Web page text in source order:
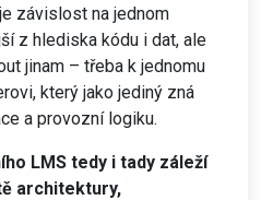
závislost na jednom
z hlediska kódu i dat, ale
jinam – třeba k jednomu
který jako jediný zná
a provozní logiku.
LMS tedy i tady záleží
architektury,